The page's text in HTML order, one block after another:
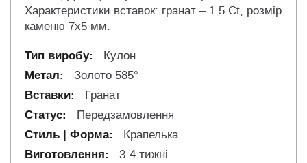
Характеристики вставок: гранат – 1,5 Ct, розмір
каменю 7х5 мм.
Кулон
Золото 585°
Гранат
Передзамовлення
Крапелька
3-4 тижні